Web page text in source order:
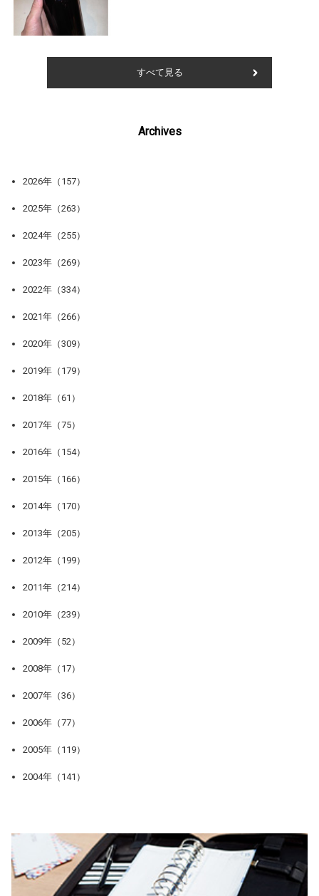
すべて見る
Archives
2026年（157）
2025年（263）
2024年（255）
2023年（269）
2022年（334）
2021年（266）
2020年（309）
2019年（179）
2018年（61）
2017年（75）
2016年（154）
2015年（166）
2014年（170）
2013年（205）
2012年（199）
2011年（214）
2010年（239）
2009年（52）
2008年（17）
2007年（36）
2006年（77）
2005年（119）
2004年（141）